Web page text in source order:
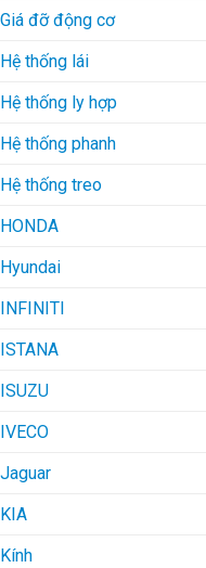
Giá đỡ động cơ
Hệ thống lái
Hệ thống ly hợp
Hệ thống phanh
Hệ thống treo
HONDA
Hyundai
INFINITI
ISTANA
ISUZU
IVECO
Jaguar
KIA
Kính